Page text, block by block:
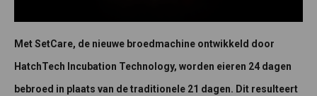
Met SetCare, de nieuwe broedmachine ontwikkeld door
HatchTech Incubation Technology, worden eieren 24 dagen
bebroed in plaats van de traditionele 21 dagen. Dit resulteert